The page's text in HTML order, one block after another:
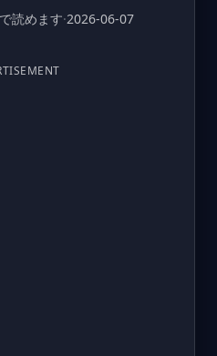
読めます·2026-06-07